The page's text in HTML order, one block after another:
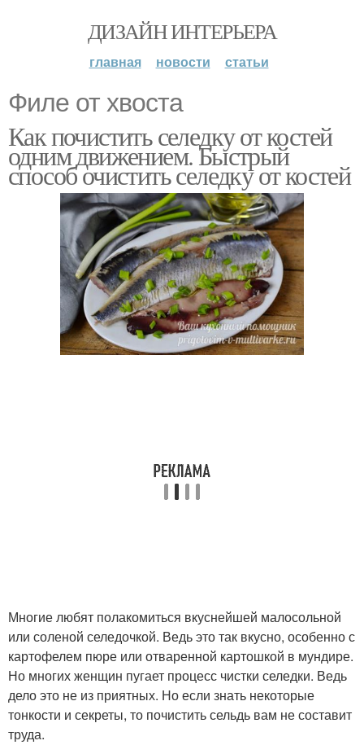
ДИЗАЙН ИНТЕРЬЕРА
главная новости статьи
Филе от хвоста
Как почистить селедку от костей
одним движением. Быстрый
способ очистить селедку от костей
Многие любят полакомиться вкуснейшей малосольной
или соленой селедочкой. Ведь это так вкусно, особенно с
картофелем пюре или отваренной картошкой в мундире.
Но многих женщин пугает процесс чистки селедки. Ведь
дело это не из приятных. Но если знать некоторые
тонкости и секреты, то почистить сельдь вам не составит
труда.